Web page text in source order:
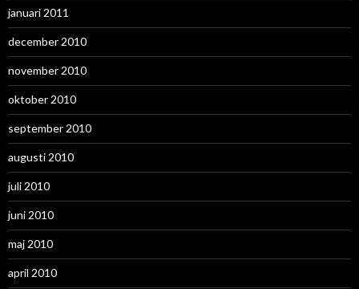
januari 2011
december 2010
november 2010
oktober 2010
september 2010
augusti 2010
juli 2010
juni 2010
maj 2010
april 2010